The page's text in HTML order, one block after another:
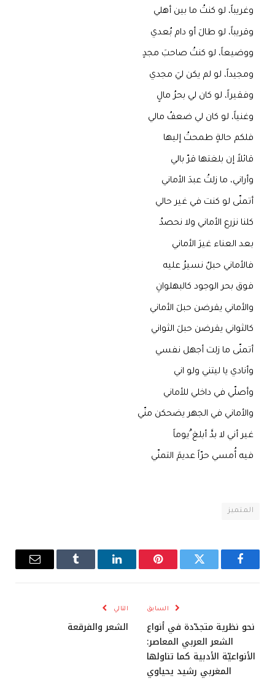
وغريباً، لو كنتُ ما بين أهلي
وقريباً، لو طالَ أو دام بُعدي
ووضيعاً، لو كنتُ صاحبَ مجدٍ
ومجيداً، لو لم يكن ليَ مجدي
وفقيراً، لو كان لي بحرُ مالٍ
وغنياً، لو كان لي ضعفُ مالي
فلكم حالةٍ طمحتُ إليها
قائلاً إن بلغتها قرّ بالي
وأراني، ما زلتُ عبدَ الأماني
أتمنّى لو كنت في غير حالي
كلنا نزرع الأماني ولا نحصدُ
بعد العناء غيرَ الأماني
فالأماني حبلٌ نسيرُ عليه
فوق بحر الوجود كالبهلوانِ
والأماني يقرضن حبلَ الأماني
كالثواني يقرضن حبلَ الثواني
أتمنّى ما زلت أجهل نفسي
وأنادي يا ليتني ولو اني
وأصلّي في داخلي للأماني
والأماني في الجهر يضحكن منّي
غير أني لا بدَّ أبلغ ُيوماً
فيه أُمسي حرّاً عديمَ التمنّي
المتميز
فيسبوك تويتر بينتيريستلينكدإن Tumblr
البريد
السابق
نحو نظرية متجدّدة في أنواع
الشعر العربي المعاصر:
الأنواعيّة الأدبية كما تناولها
المغربي رشيد يحياوي
التالي
الشعر والفرقعة